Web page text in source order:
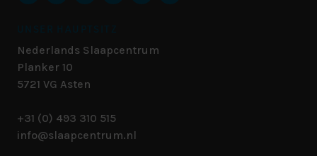
Nederlands Slaapcentrum
Planker 10
5721 VG Asten
+31 (0) 493 310 515
info@slaapcentrum.nl